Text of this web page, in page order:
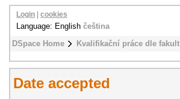
DSpace Home Kvalifikační práce dle fakult
Login cookies
Language: English čeština
Date accepted